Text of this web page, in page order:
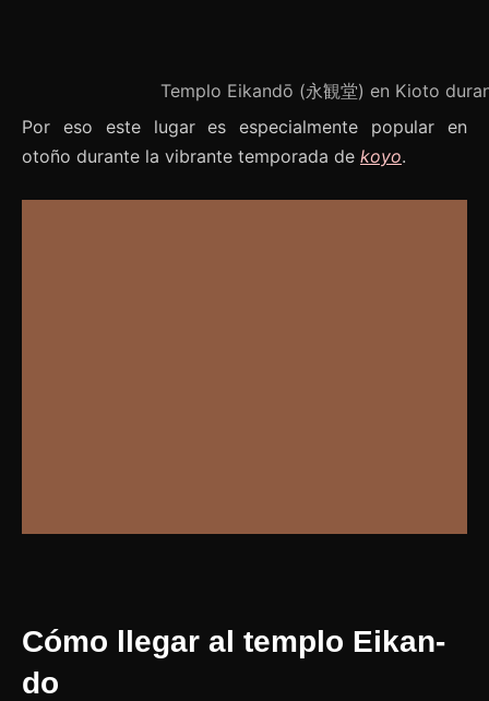
Templo Eikandō (永観堂) en Kioto
Por eso este lugar es especialmente popular en
otoño durante la vibrante temporada de koyo.
Cómo llegar al templo Eikan-
do